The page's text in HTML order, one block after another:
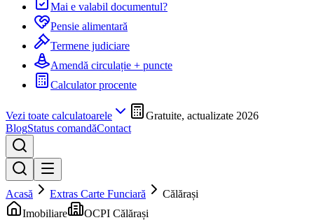
Mai e valabil documentul?
Pensie alimentară
Termene judiciare
Amendă circulație + puncte
Calculator procente
Vezi toate calculatoarele
Gratuite, actualizate 2026
BlogStatus comandăContact
Acasă Extras Carte Funciară
Călărași
Imobiliare
OCPI Călărași